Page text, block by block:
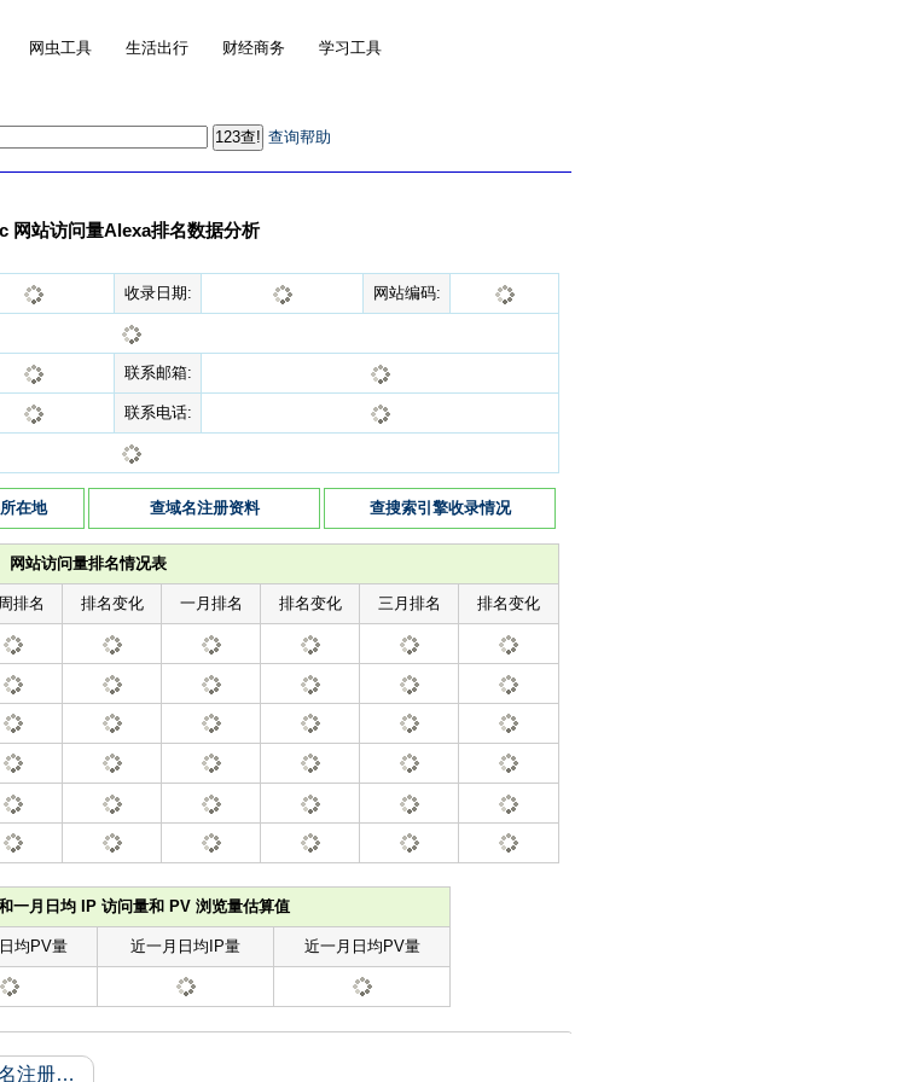
网虫工具 生活出行 财经商务 学习工具
查询帮助
网站访问量Alexa排名数据分析
收录日期: 网站编码:
联系邮箱:
联系电话:
在地 查域名注册资料 查搜索引擎收录情况
网站访问量排名情况表
排名 排名变化 一月排名 排名变化 三月排名 排名变化
一月日均 IP 访问量和 PV 浏览量估算值
均PV量 近一月日均IP量 近一月日均PV量
域名注册信息